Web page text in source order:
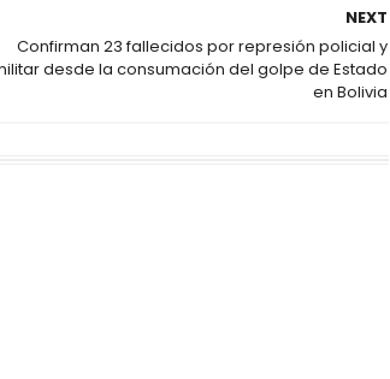
NEXT
Confirman 23 fallecidos por represión policial y
desde la consumación del golpe de Estado
en Bolivia